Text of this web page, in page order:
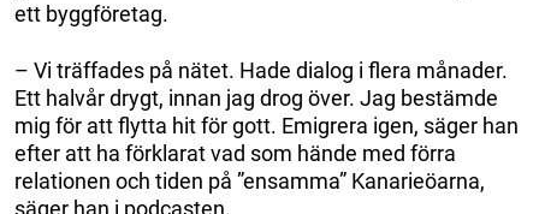
ett byggföretag.
– Vi träffades på nätet. Hade dialog i flera månader.
Ett halvår drygt, innan jag drog över. Jag bestämde
mig för att flytta hit för gott. Emigrera igen, säger han
efter att ha förklarat vad som hände med förra
relationen och tiden på ”ensamma” Kanarieöarna,
säger han i podcasten.